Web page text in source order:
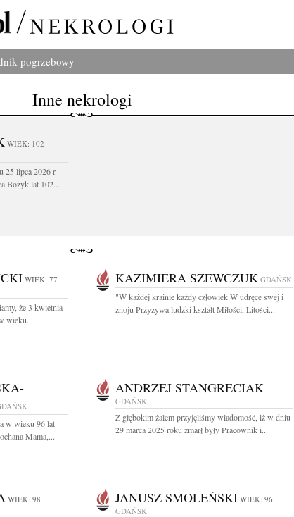
pogrzebowy
Inne nekrologi
WIEK: 102
25 lipca 2026 r.
Bożyk lat 102...
WIEK: 77
że 3 kwietnia
wieku...
KAZIMIERA SZEWCZUK GDAŃSK
"W każdej krainie każdy człowiek W udręce swej i
znoju Przyzywa ludzki kształt Miłości, Litości...
w wieku 96 lat
Mama,...
ANDRZEJ STANGRECIAK
GDAŃSK
Z głębokim żalem przyjęliśmy wiadomość, iż w dniu
29 marca 2025 roku zmarł były Pracownik i...
WIEK: 98
JANUSZ SMOLEŃSKI WIEK: 96
GDAŃSK